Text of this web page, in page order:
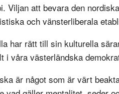
Viljan att bevara den
och vänsterliberala
har rätt till sin kulturella
i våra västerländska
är något som är värt